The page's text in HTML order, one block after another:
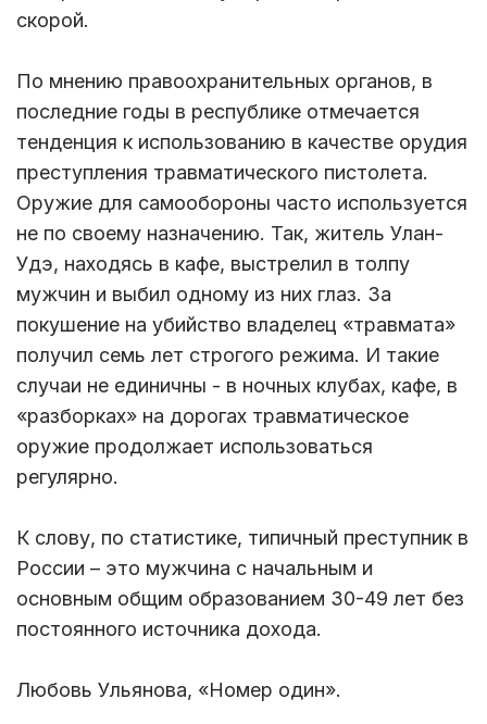
скорой.
По мнению правоохранительных органов, в
последние годы в республике отмечается
тенденция к использованию в качестве орудия
преступления травматического пистолета.
Оружие для самообороны часто используется
не по своему назначению. Так, житель Улан-
Удэ, находясь в кафе, выстрелил в толпу
мужчин и выбил одному из них глаз. За
покушение на убийство владелец «травмата»
получил семь лет строгого режима. И такие
случаи не единичны - в ночных клубах, кафе, в
«разборках» на дорогах травматическое
оружие продолжает использоваться
регулярно.
К слову, по статистике, типичный преступник в
России – это мужчина с начальным и
основным общим образованием 30-49 лет без
постоянного источника дохода.
Любовь Ульянова, «Номер один».